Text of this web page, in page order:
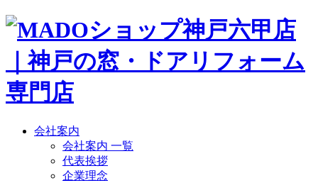
会社案内
会社案内 一覧
代表挨拶
企業理念